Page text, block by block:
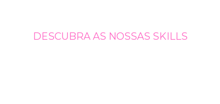
DESCUBRA AS NOSSAS SKILLS